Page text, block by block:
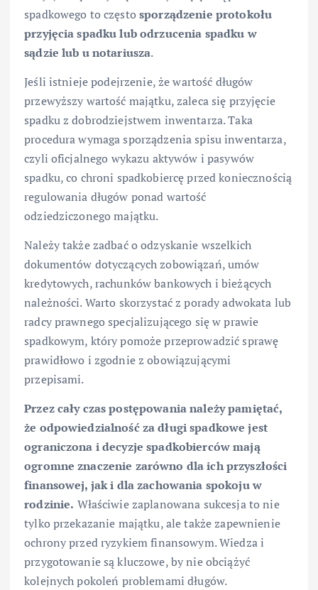
spadkowego to częstosporządzenie protokołu
przyjęcia spadku lub odrzucenia spadku w
sądzie lub u notariusza.
Jeśli istnieje podejrzenie, że wartość długów
przewyższy wartość majątku, zaleca się przyjęcie
spadku z dobrodziejstwem inwentarza. Taka
procedura wymaga sporządzenia spisu inwentarza,
czyli oficjalnego wykazu aktywów i pasywów
spadku, co chroni spadkobiercę przed koniecznością
regulowania długów ponad wartość
odziedziczonego majątku.
Należy także zadbać o odzyskanie wszelkich
dokumentów dotyczących zobowiązań, umów
kredytowych, rachunków bankowych i bieżących
należności. Warto skorzystać z porady adwokata lub
radcy prawnego specjalizującego się w prawie
spadkowym, który pomoże przeprowadzić sprawę
prawidłowo i zgodnie z obowiązującymi
przepisami.
Przez cały czas postępowania należy pamiętać,
że odpowiedzialność za długi spadkowe jest
ograniczona i decyzje spadkobierców mają
ogromne znaczenie zarówno dla ich przyszłości
finansowej, jak i dla zachowania spokoju w
rodzinie. Właściwie zaplanowana sukcesja to nie
tylko przekazanie majątku, ale także zapewnienie
ochrony przed ryzykiem finansowym. Wiedza i
przygotowanie są kluczowe, by nie obciążyć
kolejnych pokoleń problemami długów.